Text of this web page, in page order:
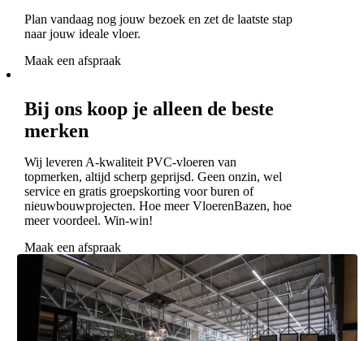
Plan vandaag nog jouw bezoek en zet de laatste stap
naar jouw ideale vloer.
Maak een afspraak
Bij ons koop je alleen de beste
merken
Wij leveren A-kwaliteit PVC-vloeren van
topmerken, altijd scherp geprijsd. Geen onzin, wel
service en gratis groepskorting voor buren of
nieuwbouwprojecten. Hoe meer VloerenBazen, hoe
meer voordeel. Win-win!
Maak een afspraak